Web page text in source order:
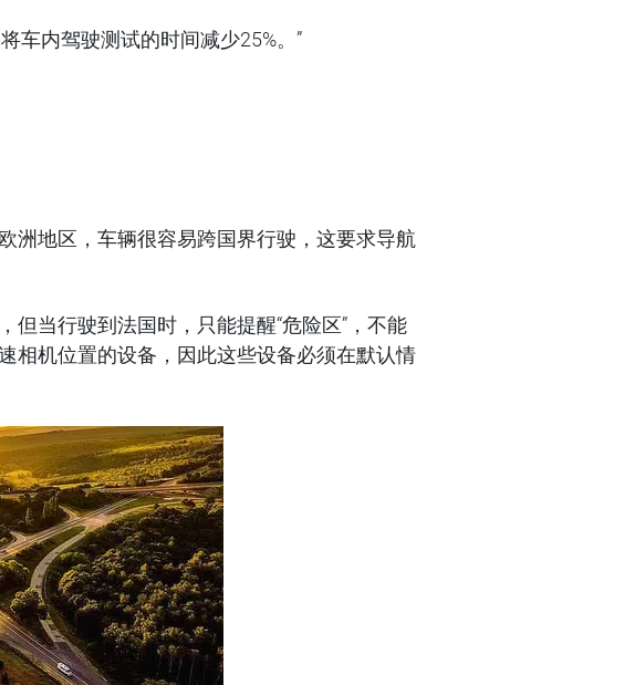
车内驾驶测试的时间减少25%。”
洲地区，车辆很容易跨国界行驶，这要求导航
当行驶到法国时，只能提醒“危险区”，不能
相机位置的设备，因此这些设备必须在默认情